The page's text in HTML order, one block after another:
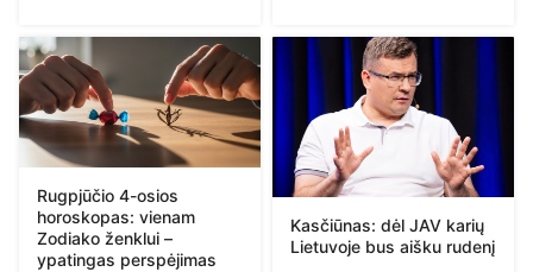
Rugpjūčio 4-osios
horoskopas: vienam
Zodiako ženklui –
ypatingas perspėjimas
Kasčiūnas: dėl JAV karių
Lietuvoje bus aišku rudenį